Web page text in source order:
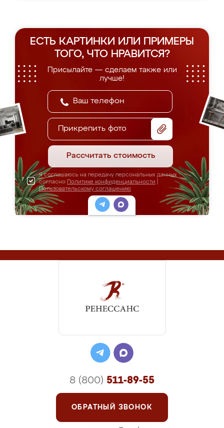
ЕСТЬ КАРТИНКИ ИЛИ ПРИМЕРЫ
ТОГО, ЧТО НРАВИТСЯ?
Присылайте — сделаем также или
лучше!
Прикрепить фото
Рассчитать стоимость
Я соглашаюсь на передачу персональных данных
согласно Политике конфиденциальности
Пользовательскому соглашению
8 (800) 511-89-55
ОБРАТНЫЙ ЗВОНОК